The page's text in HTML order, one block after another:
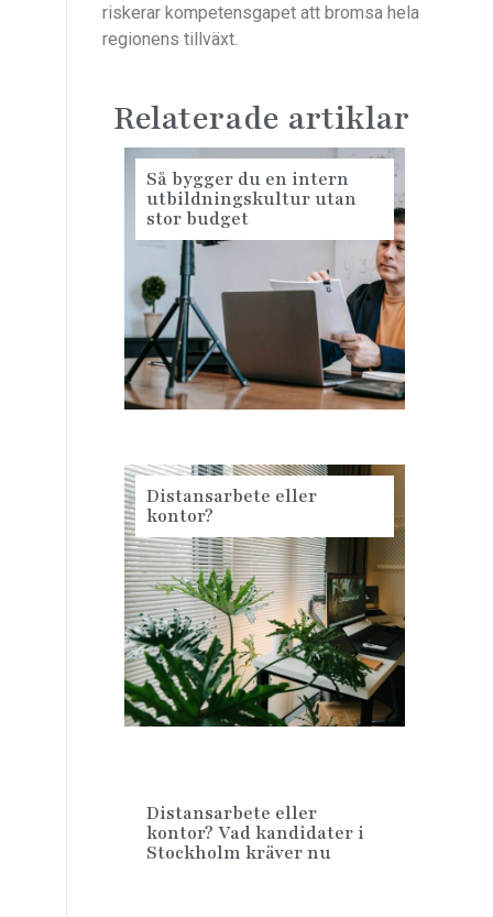
riskerar kompetensgapet att bromsa hela
regionens tillväxt.
Relaterade artiklar
Så bygger du en intern
utbildningskultur utan
stor budget
Distansarbete eller
kontor?
Distansarbete eller
kontor? Vad kandidater i
Stockholm kräver nu